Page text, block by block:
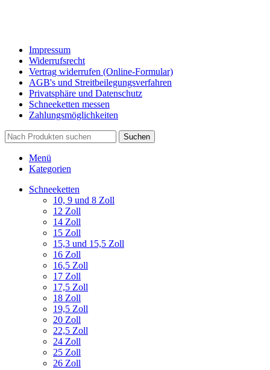
Impressum
Widerrufsrecht
Vertrag widerrufen (Online-Formular)
AGB's und Streitbeilegungsverfahren
Privatsphäre und Datenschutz
Schneeketten messen
Zahlungsmöglichkeiten
Suchen
Menü
Kategorien
Schneeketten
10, 9 und 8 Zoll
12 Zoll
14 Zoll
15 Zoll
15,3 und 15,5 Zoll
16 Zoll
16,5 Zoll
17 Zoll
17,5 Zoll
18 Zoll
19,5 Zoll
20 Zoll
22,5 Zoll
24 Zoll
25 Zoll
26 Zoll